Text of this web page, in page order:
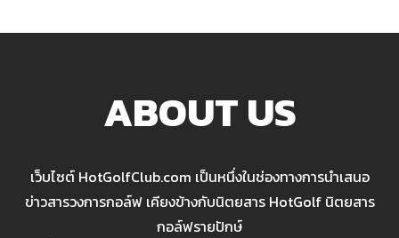
ABOUT US
เว็บไซต์ HotGolfClub.com เป็นหนึ่งในช่องทางการนำเสนอ
ข่าวสารวงการกอล์ฟ เคียงข้างกับนิตยสาร HotGolf นิตยสาร
กอล์ฟรายปักษ์